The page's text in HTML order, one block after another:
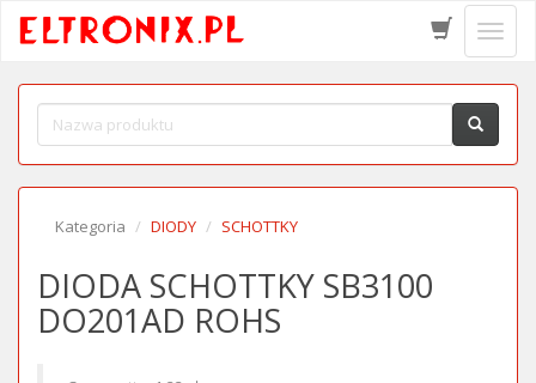
menu
Kategoria DIODY SCHOTTKY
DIODA SCHOTTKY SB3100
DO201AD ROHS